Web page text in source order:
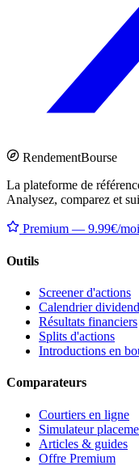
RendementBourse
La plateforme de
Analysez, comparez et
Premium — 9.99€/
Outils
Screener d'actions
Calendrier
Résultats financiers
Splits d'actions
Introductions en
Comparateurs
Courtiers en ligne
Simulateur
Articles & guides
Offre Premium